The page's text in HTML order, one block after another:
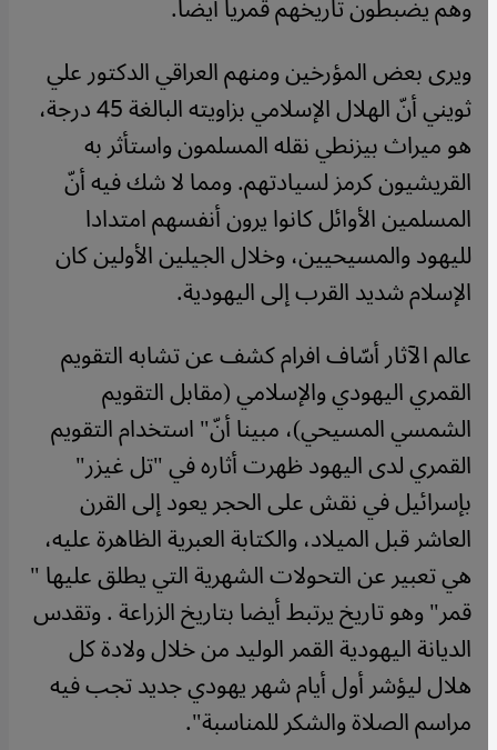
ويرى بعض المؤرخين ومنهم العراقي الدكتور علي
ثويني أنّ الهلال الإسلامي بزاويته البالغة 45 درجة،
هو ميراث بيزنطي نقله المسلمون واستأثر به
القريشيون كرمز لسيادتهم. ومما لا شك فيه أنّ
المسلمين الأوائل كانوا يرون أنفسهم امتدادا
لليهود والمسيحيين، وخلال الجيلين الأولين كان
الإسلام شديد القرب إلى اليهودية.
عالم الآثار أسّاف افرام كشف عن تشابه التقويم
القمري اليهودي والإسلامي (مقابل التقويم
الشمسي المسيحي)، مبينا أنّ" استخدام التقويم
القمري لدى اليهود ظهرت أثاره في "تل غيزر"
بإسرائيل في نقش على الحجر يعود إلى القرن
العاشر قبل الميلاد، والكتابة العبرية الظاهرة عليه،
هي تعبير عن التحولات الشهرية التي يطلق عليها "
قمر" وهو تاريخ يرتبط أيضا بتاريخ الزراعة . وتقدس
الديانة اليهودية القمر الوليد من خلال ولادة كل
هلال ليؤشر أول أيام شهر يهودي جديد تجب فيه
مراسم الصلاة والشكر للمناسبة".